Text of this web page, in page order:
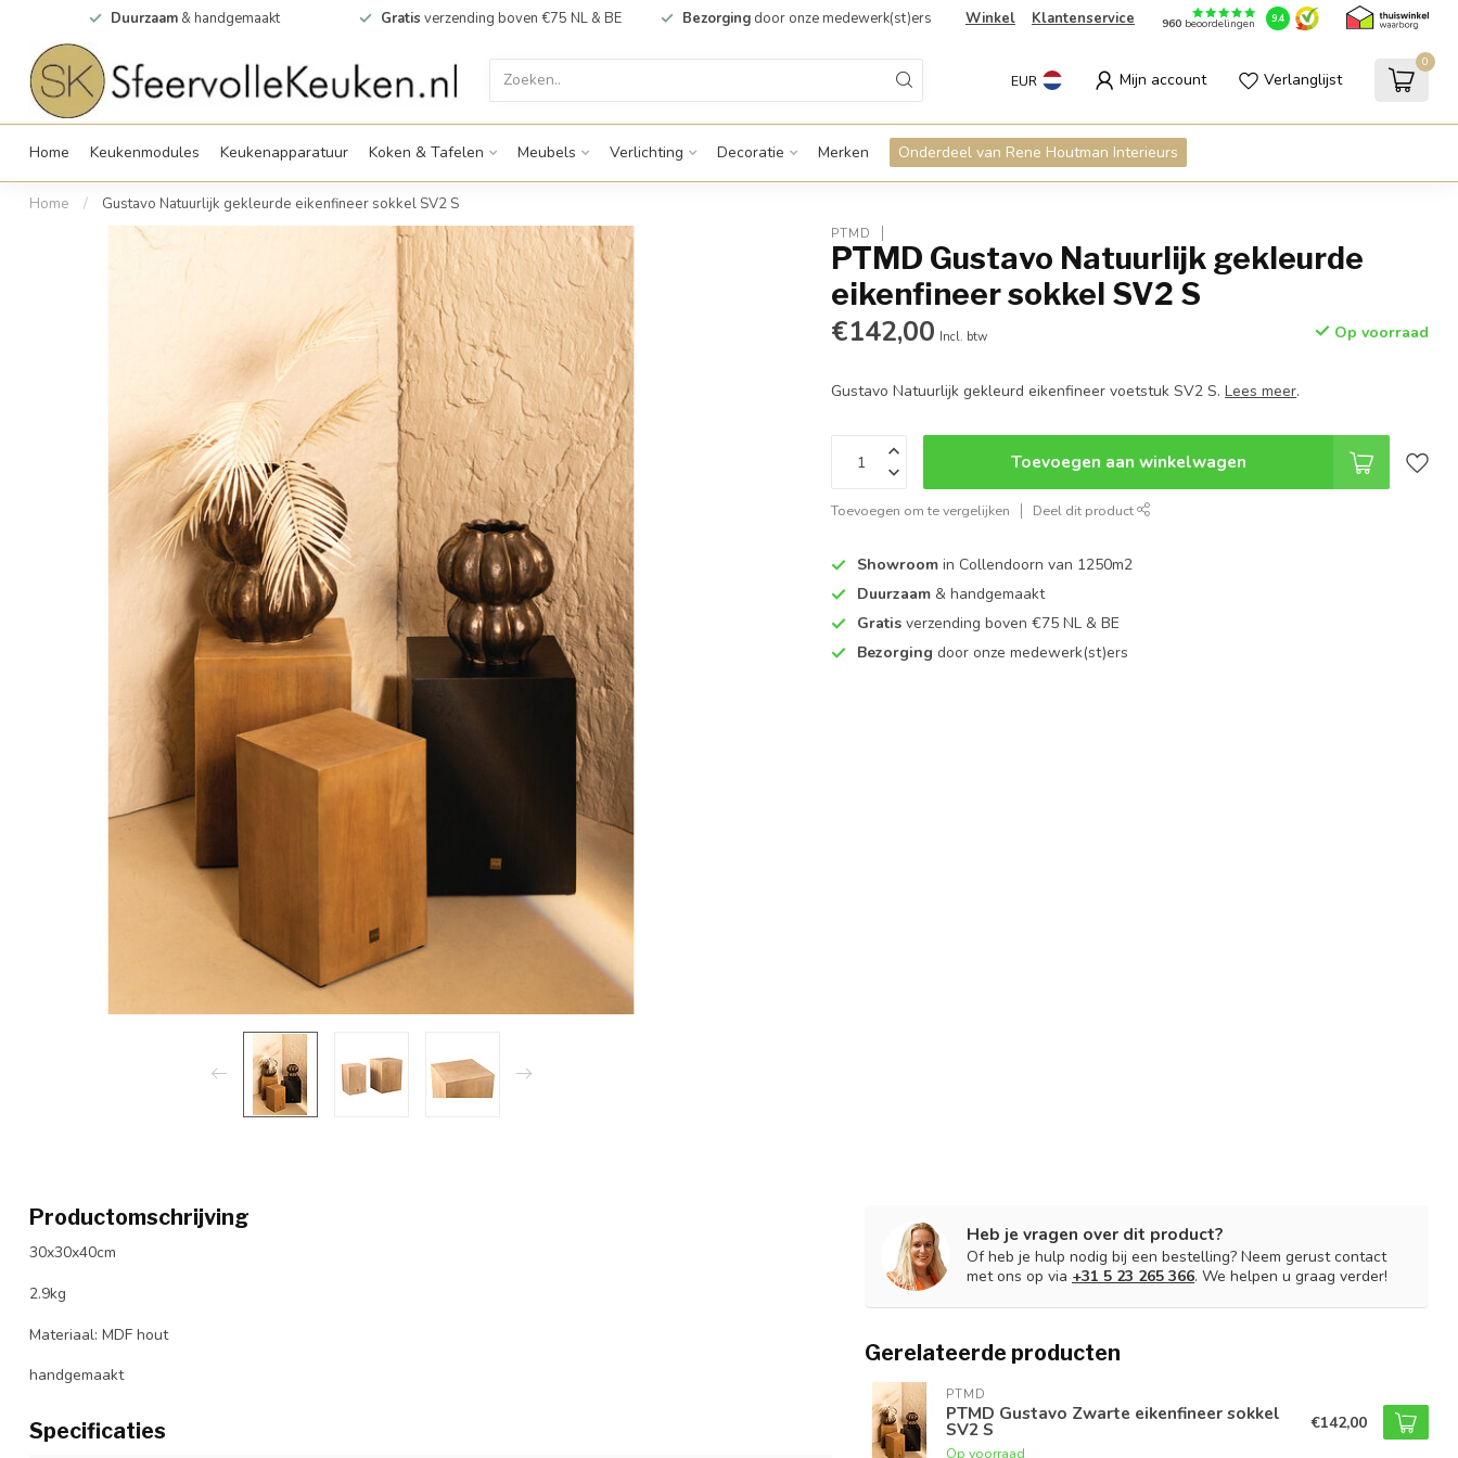
Duurzaam & handgemaakt Gratis verzending boven €75 NL & BE Bezorging door onze medewerk(st)ers Winkel Klantenservice 960beoordelingen 9.4
EUR Mijn account Verlanglijst
0
Home Keukenmodules Keukenapparatuur Koken & Tafelen Meubels Verlichting Decoratie Merken Onderdeel van Rene Houtman Interieurs
Home / Gustavo Natuurlijk gekleurde eikenfineer sokkel SV2 S
PTMD
PTMD Gustavo Natuurlijk gekleurde
eikenfineer sokkel SV2 S
€142,00 Incl. btw Op voorraad
Gustavo Natuurlijk gekleurd eikenfineer voetstuk SV2 S.Lees meer.
Toevoegen aan winkelwagen
Toevoegen om te vergelijken Deel dit product
Showroom in Collendoorn van 1250m2
Duurzaam & handgemaakt
Gratis verzending boven €75 NL & BE
Bezorging door onze medewerk(st)ers
Productomschrijving
30x30x40cm
2.9kg
Materiaal: MDF hout
handgemaakt
Specificaties
Heb je vragen over dit product?
Of heb je hulp nodig bij een bestelling? Neem gerust contact
met ons op via +31 5 23 265 366. We helpen u graag verder!
Gerelateerde producten
PTMD
PTMD Gustavo Zwarte eikenfineer sokkel
SV2 S
Op voorraad
€142,00